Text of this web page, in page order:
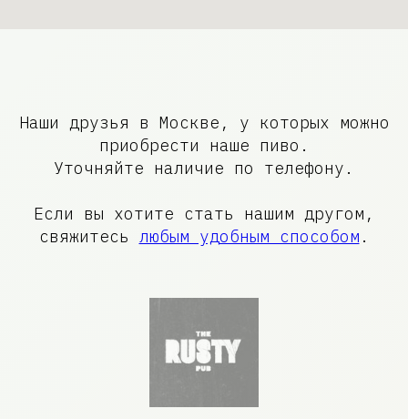
Наши друзья в Москве, у которых можно
приобрести наше пиво.
Уточняйте наличие по телефону.
Если вы хотите стать нашим другом,
свяжитесь любым удобным способом .